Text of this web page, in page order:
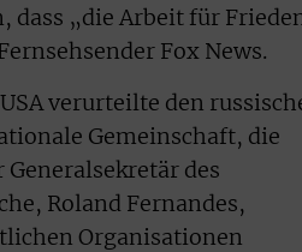
dass „die Arbeit für
Fox News.
verurteilte den
Gemeinschaft, die
des
Roland Fernandes,
Organisationen